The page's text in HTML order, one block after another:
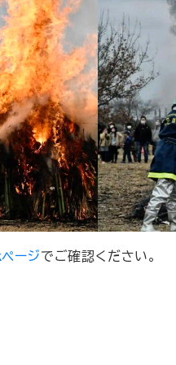
ージでご確認ください。